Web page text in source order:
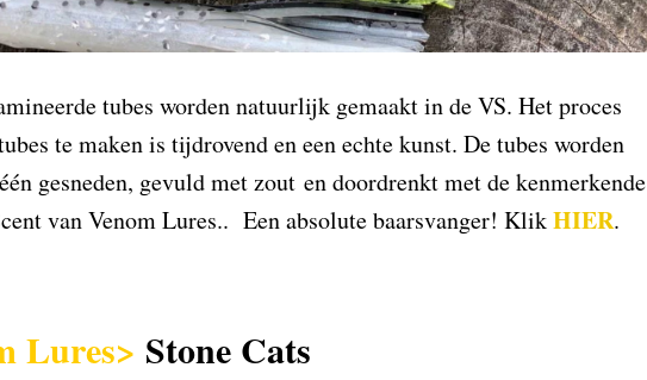
tubes worden natuurlijk gemaakt in de VS. Het proces
te maken is tijdrovend en een echte kunst. De tubes worden
gesneden, gevuld met zout en doordrenkt met de kenmerkende
van Venom Lures.. Een absolute baarsvanger! KlikHIER.
Lures> Stone Cats